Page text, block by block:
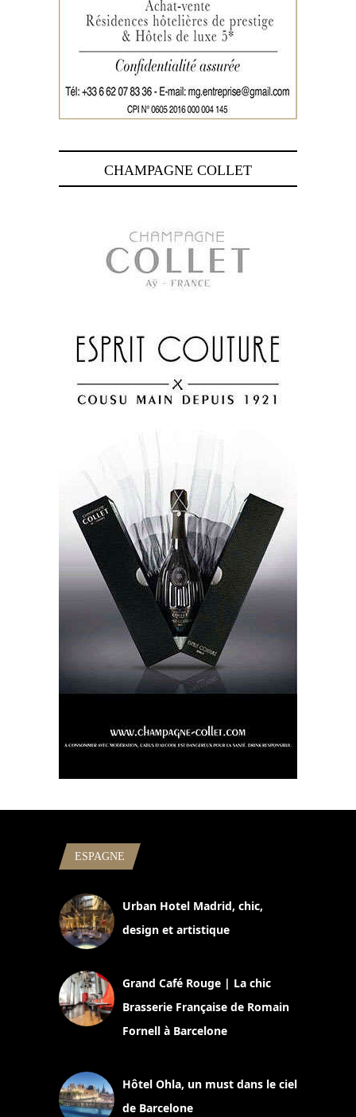
CHAMPAGNE COLLET
ESPAGNE
Urban Hotel Madrid, chic,
design et artistique
Grand Café Rouge | La chic
Brasserie Française de Romain
Fornell à Barcelone
Hôtel Ohla, un must dans le ciel
de Barcelone